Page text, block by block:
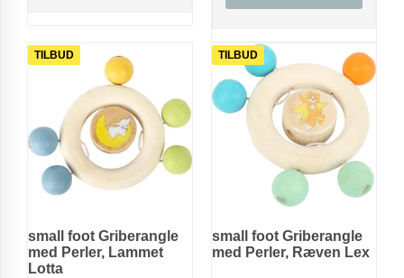
TILBUD
small foot Griberangle
med Perler, Lammet
Lotta
TILBUD
small foot Griberangle
med Perler, Ræven Lex